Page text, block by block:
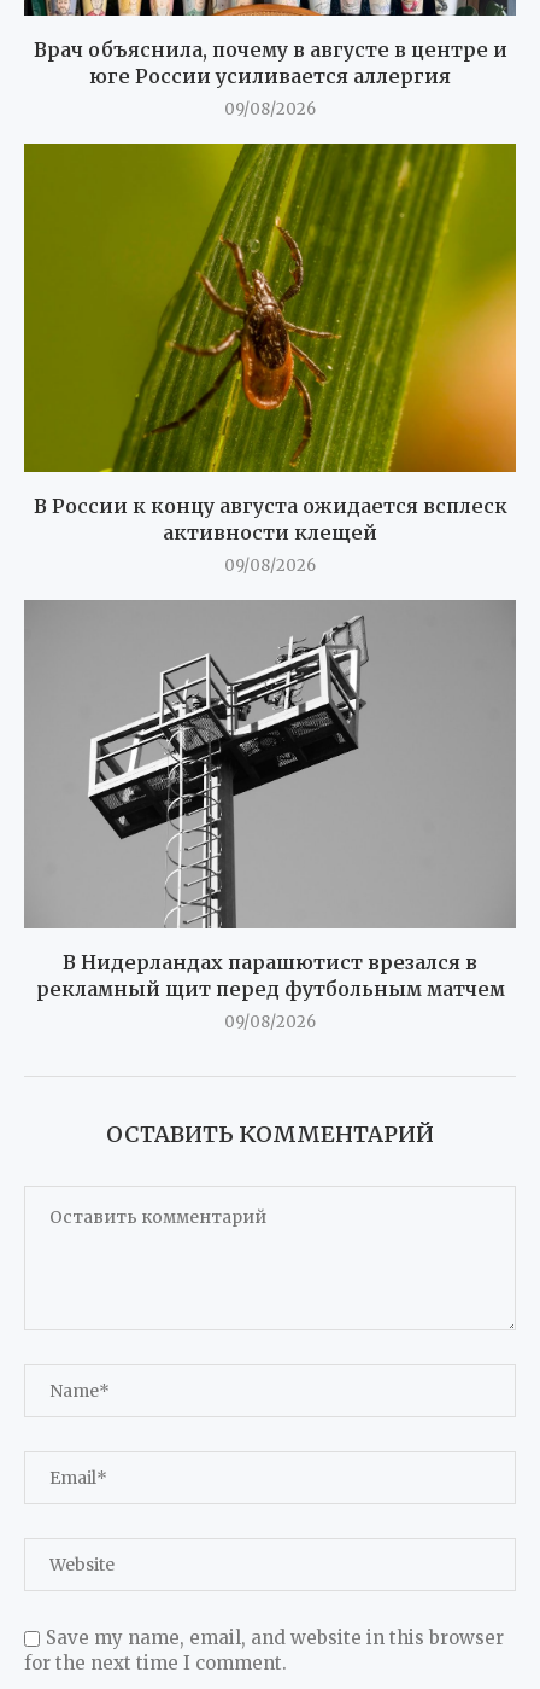
Врач объяснила, почему в августе в центре и
юге России усиливается аллергия
09/08/2026
В России к концу августа ожидается всплеск
активности клещей
09/08/2026
В Нидерландах парашютист врезался в
рекламный щит перед футбольным матчем
09/08/2026
ОСТАВИТЬ КОММЕНТАРИЙ
Save my name, email, and website in this browser
for the next time I comment.